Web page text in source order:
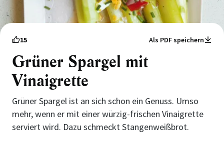
15 Als PDF speichern
Grüner Spargel mit
Vinaigrette
Grüner Spargel ist an sich schon ein Genuss. Umso
mehr, wenn er mit einer würzig-frischen Vinaigrette
serviert wird. Dazu schmeckt Stangenweißbrot.